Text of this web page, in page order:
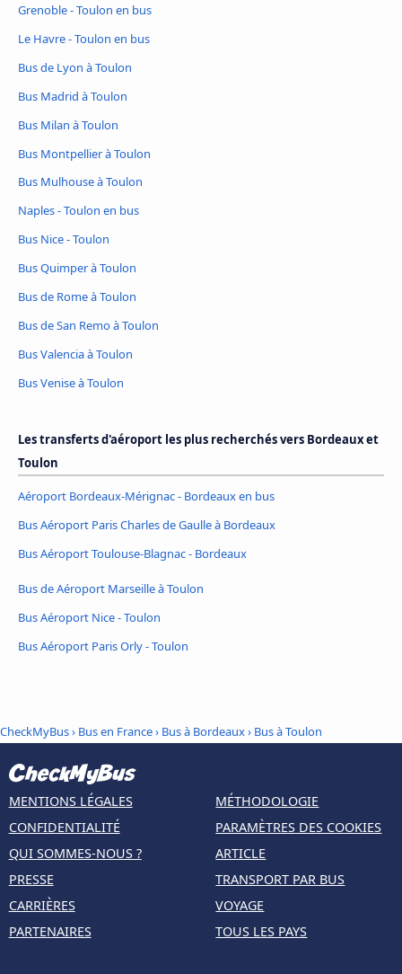
Grenoble - Toulon en bus
Le Havre - Toulon en bus
Bus de Lyon à Toulon
Bus Madrid à Toulon
Bus Milan à Toulon
Bus Montpellier à Toulon
Bus Mulhouse à Toulon
Naples - Toulon en bus
Bus Nice - Toulon
Bus Quimper à Toulon
Bus de Rome à Toulon
Bus de San Remo à Toulon
Bus Valencia à Toulon
Bus Venise à Toulon
Les transferts d'aéroport les plus recherchés vers Bordeaux et
Toulon
Aéroport Bordeaux-Mérignac - Bordeaux en bus
Bus Aéroport Paris Charles de Gaulle à Bordeaux
Bus Aéroport Toulouse-Blagnac - Bordeaux
Bus de Aéroport Marseille à Toulon
Bus Aéroport Nice - Toulon
Bus Aéroport Paris Orly - Toulon
CheckMyBus› Bus en France› Bus à Bordeaux› Bus à Toulon
MENTIONS LÉGALES
CONFIDENTIALITÉ
QUI SOMMES-NOUS ?
PRESSE
CARRIÈRES
PARTENAIRES
MÉTHODOLOGIE
PARAMÈTRES DES COOKIES
ARTICLE
TRANSPORT PAR BUS
VOYAGE
TOUS LES PAYS